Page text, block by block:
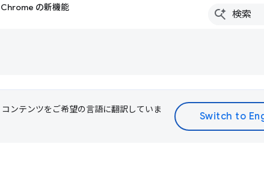
Chrome の新機能
ンテンツをご希望の言語に翻訳していま